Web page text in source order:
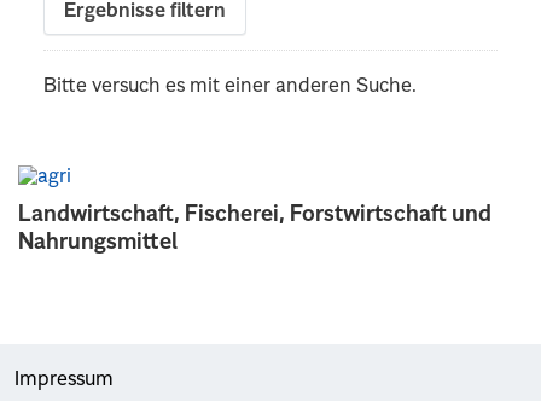
Landwirtschaft, Fischerei, Forstwirtschaft und
Nahrungsmittel
Ergebnisse filtern
Bitte versuch es mit einer anderen Suche.
Impressum